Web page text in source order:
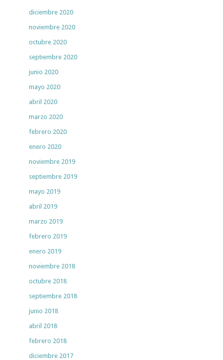
diciembre 2020
noviembre 2020
octubre 2020
septiembre 2020
junio 2020
mayo 2020
abril 2020
marzo 2020
febrero 2020
enero 2020
noviembre 2019
septiembre 2019
mayo 2019
abril 2019
marzo 2019
febrero 2019
enero 2019
noviembre 2018
octubre 2018
septiembre 2018
junio 2018
abril 2018
febrero 2018
diciembre 2017